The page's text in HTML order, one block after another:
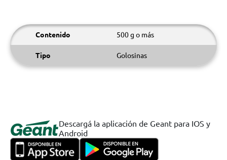
Contenido 500 g o más
Tipo Golosinas
Descargá la aplicación de Geant para IOS y
Android